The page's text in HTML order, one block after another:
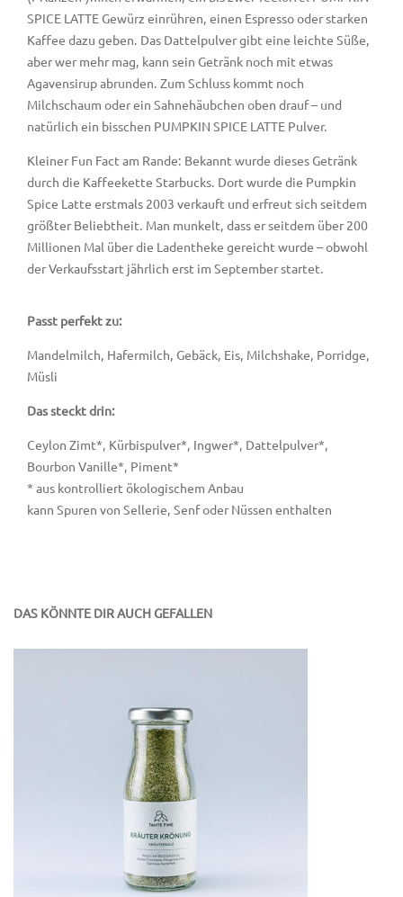
SPICE LATTE Gewürz einrühren, einen Espresso oder starken
Kaffee dazu geben. Das Dattelpulver gibt eine leichte Süße,
aber wer mehr mag, kann sein Getränk noch mit etwas
Agavensirup abrunden. Zum Schluss kommt noch
Milchschaum oder ein Sahnehäubchen oben drauf – und
natürlich ein bisschen PUMPKIN SPICE LATTE Pulver.
Kleiner Fun Fact am Rande: Bekannt wurde dieses Getränk
durch die Kaffeekette Starbucks. Dort wurde die Pumpkin
Spice Latte erstmals 2003 verkauft und erfreut sich seitdem
größter Beliebtheit. Man munkelt, dass er seitdem über 200
Millionen Mal über die Ladentheke gereicht wurde – obwohl
der Verkaufsstart jährlich erst im September startet.
Passt perfekt zu:
Mandelmilch, Hafermilch, Gebäck, Eis, Milchshake, Porridge,
Müsli
Das steckt drin:
Ceylon Zimt*, Kürbispulver*, Ingwer*, Dattelpulver*,
Bourbon Vanille*, Piment*
* aus kontrolliert ökologischem Anbau
kann Spuren von Sellerie, Senf oder Nüssen enthalten
DAS KÖNNTE DIR AUCH GEFALLEN